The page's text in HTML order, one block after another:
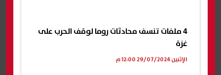
4 ملفات تنسف محادثات روما لوقف الحرب على
غزة
الإثنين 29/07/2024 12:00 م